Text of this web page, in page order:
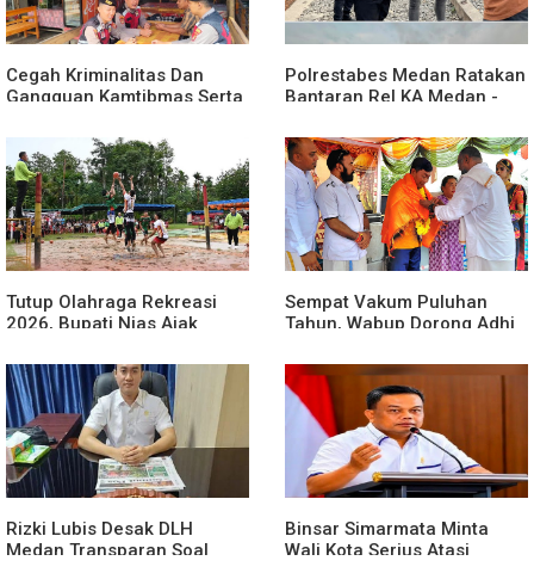
Cegah Kriminalitas Dan
Gangguan Kamtibmas Serta
Tulang Bawang Gencarkan
Patroli " Janji Jaga " Di
Wisata Cakat Raya
Polrestabes Medan Ratakan
Bantaran Rel KA Medan -
Sarang Narkoba
Tutup Olahraga Rekreasi
2026, Bupati Nias Ajak
Gaya Hidup
Sempat Vakum Puluhan
Tahun, Wabup Dorong Adhi
Hidup
Rizki Lubis Desak DLH
Medan Transparan Soal
Binsar Simarmata Minta
Wali Kota Serius Atasi